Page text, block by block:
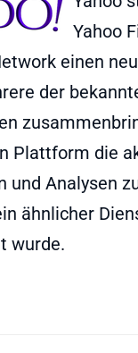
Yahoo
einen
der
Plattform die
und Analysen
ähnlicher
wurde.